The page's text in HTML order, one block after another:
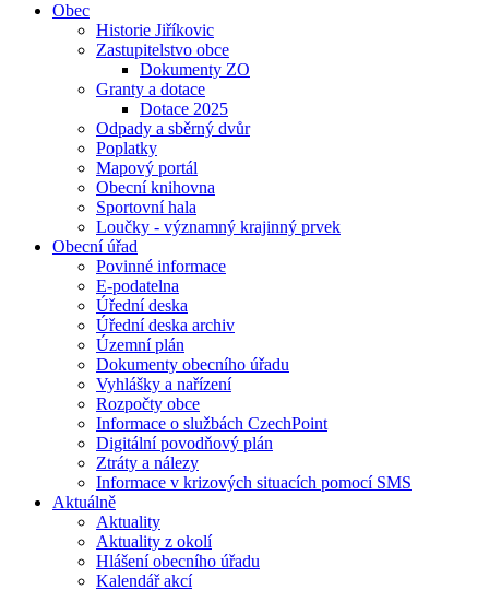
Obec
Historie Jiříkovic
Zastupitelstvo obce
Dokumenty ZO
Granty a dotace
Dotace 2025
Odpady a sběrný dvůr
Poplatky
Mapový portál
Obecní knihovna
Sportovní hala
Loučky - významný krajinný prvek
Obecní úřad
Povinné informace
E-podatelna
Úřední deska
Úřední deska archiv
Územní plán
Dokumenty obecního úřadu
Vyhlášky a nařízení
Rozpočty obce
Informace o službách CzechPoint
Digitální povodňový plán
Ztráty a nálezy
Informace v krizových situacích pomocí SMS
Aktuálně
Aktuality
Aktuality z okolí
Hlášení obecního úřadu
Kalendář akcí